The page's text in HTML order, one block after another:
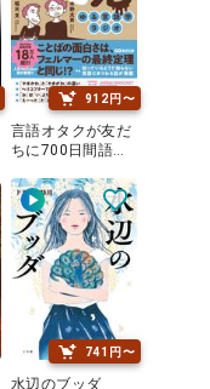
912円〜
言語オタクが友だ
ちに700日間語り
んだ言語沼
741円〜
水辺のブッダ